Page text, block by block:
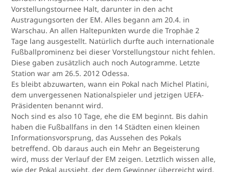
Vorstellungstournee Halt, darunter in den acht
Austragungsorten der EM. Alles begann am 20.4. in
Warschau. An allen Haltepunkten wurde die Trophäe 2
Tage lang ausgestellt. Natürlich durfte auch internationale
Fußballprominenz bei dieser Vorstellungstour nicht fehlen.
Diese gaben zusätzlich auch noch Autogramme. Letzte
Station war am 26.5. 2012 Odessa.
Es bleibt abzuwarten, wann ein Pokal nach Michel Platini,
dem unvergessenen Nationalspieler und jetzigen UEFA-
Präsidenten benannt wird.
Noch sind es also 10 Tage, ehe die EM beginnt. Bis dahin
haben die Fußballfans in den 14 Städten einen kleinen
Informationsvorsprung, das Aussehen des Pokals
betreffend. Ob daraus auch ein Mehr an Begeisterung
wird, muss der Verlauf der EM zeigen. Letztlich wissen alle,
wie der Pokal aussieht, der dem Gewinner überreicht wird.